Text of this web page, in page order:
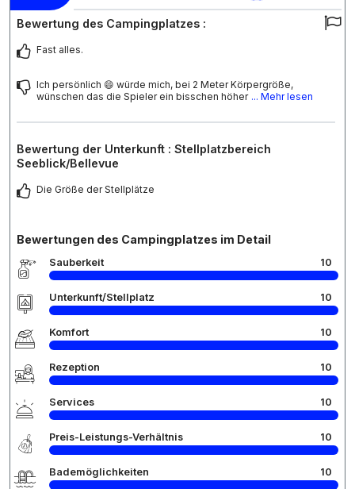
Bewertung des Campingplatzes :
Fast alles.
Ich persönlich 😄 würde mich, bei 2 Meter Körpergröße,
wünschen das die Spieler ein bisschen höher ... Mehr lesen
Bewertung der Unterkunft : Stellplatzbereich
Seeblick/Bellevue
Die Größe der Stellplätze
Bewertungen des Campingplatzes im Detail
Sauberkeit 10
Unterkunft/Stellplatz 10
Komfort 10
Rezeption 10
Services 10
Preis-Leistungs-Verhältnis 10
Bademöglichkeiten 10